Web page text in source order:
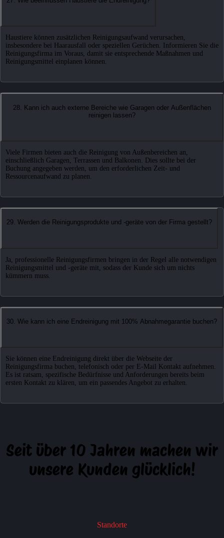
Haustiere können zusätzlichen Reinigungsaufwand verursachen,
insbesondere bei Haarausfall oder speziellen Gerüchen. Informieren Sie die
Reinigungsfirma im Voraus, damit sie entsprechende Maßnahmen und
Reinigungsmittel einplanen können.
28. Kann ich auch externe Bereiche wie Garagen oder Außenflächen
reinigen lassen?
Viele Firmen bieten auch die Reinigung von Außenbereichen an,
einschließlich Garagen, Terrassen und Balkonen. Dies sollte bei der
Buchung angegeben werden, um den erforderlichen Zeit- und
Ressourcenaufwand zu planen.
29. Werden die Reinigungsprodukte und -geräte von der Firma gestellt?
Ja, professionelle Reinigungsfirmen bringen in der Regel alle notwendigen
Reinigungsmittel und -geräte mit, sodass der Kunde sich um nichts
kümmern muss.
30. Wie kann ich eine Endreinigung mit 100% Abnahmegarantie buchen?
Sie können eine Endreinigung direkt über die Webseite der
Reinigungsfirma buchen, telefonisch oder per E-Mail Kontakt aufnehmen.
Es ist ratsam, spezifische Bedürfnisse und Anforderungen bereits beim
ersten Kontakt zu klären, um ein passendes Angebot zu erhalten.
Seit über 10 Jahren machen wir
unsere Kunden glücklich!
Standorte